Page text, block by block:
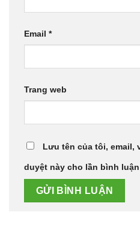
Email *
Trang web
Lưu tên của tôi, email,
duyệt này cho lần bình